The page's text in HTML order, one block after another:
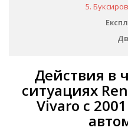
5.
Действия в
ситуациях
Vivaro с